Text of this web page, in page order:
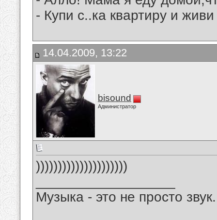
- Купи с..ка квартиру и
14.04.2009, 13:22
bisound
Администратор
)))))))))))))))))))))
Музыка - это не просто